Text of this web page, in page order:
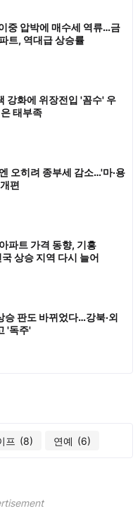
중 압박에 매수세 역류…금
트, 역대급 상승률
강화에 위장전입 '꼼수' 우
태부족
오히려 종부세 감소…'마·용
편
파트 가격 동향, 기흥
상승 지역 다시 늘어
승 판도 바뀌었다…강북·외
'독주'
프 (8) 연예 (6)